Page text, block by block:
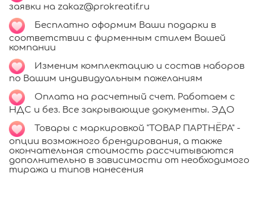
заявки на zakaz@prokreatif.ru
Бесплатно оформим Ваши подарки в
соответствии с фирменным стилем Вашей
компании
Изменим комплектацию и состав наборов
по Вашим индивидуальным пожеланиям
Оплата на расчетный счет. Работаем с
НДС и без. Все закрывающие документы. ЭДО
Товары с маркировкой "ТОВАР ПАРТНЁРА" -
опции возможного брендирования, а также
окончательная стоимость рассчитываются
дополнительно в зависимости от необходимого
тиража и типов нанесения